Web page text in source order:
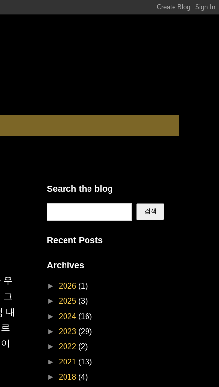
우
그
내
Search the blog
Recent Posts
Archives
► 2026 (1)
► 2025 (3)
► 2024 (16)
► 2023 (29)
► 2022 (2)
► 2021 (13)
► 2018 (4)